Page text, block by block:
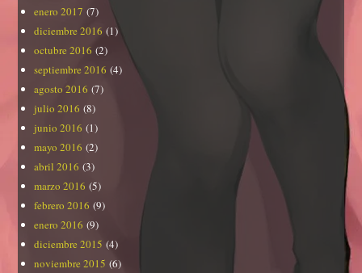
enero 2017 (7)
diciembre 2016 (1)
octubre 2016 (2)
septiembre 2016 (4)
agosto 2016 (7)
julio 2016 (8)
junio 2016 (1)
mayo 2016 (2)
abril 2016 (3)
marzo 2016 (5)
febrero 2016 (9)
enero 2016 (9)
diciembre 2015 (4)
noviembre 2015 (6)